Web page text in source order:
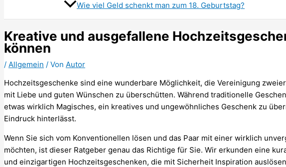
Wie viel Geld schenkt man zum 18. Geburtstag?
Kreative und ausgefallene
können
/ Allgemein / Von Autor
Hochzeitsgeschenke sind eine wunderbare Möglichkeit, die Vereinigung
mit Liebe und guten Wünschen zu überschütten. Während traditionelle
etwas wirklich Magisches, ein kreatives und ungewöhnliches Geschenk zu
Eindruck hinterlässt.
Wenn Sie sich vom Konventionellen lösen und das Paar mit einer wirklich
möchten, ist dieser Ratgeber genau das Richtige für Sie. Wir erkunden eine
und einzigartigen Hochzeitsgeschenken, die mit Sicherheit Inspiration